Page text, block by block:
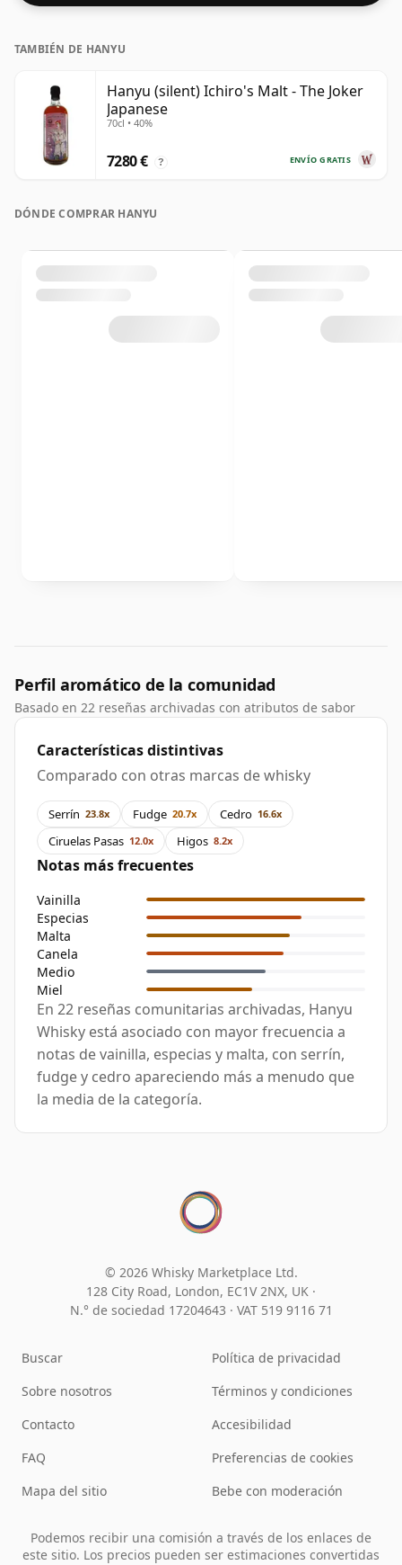
TAMBIÉN DE HANYU
Hanyu (silent) Ichiro's Malt - The Joker
Japanese
70cl • 40%
ENVÍO GRATIS
7280 € ?
DÓNDE COMPRAR HANYU
Perfil aromático de la comunidad
Basado en 22 reseñas archivadas con atributos de sabor
Características distintivas
Comparado con otras marcas de whisky
Serrín 23.8x Fudge 20.7x Cedro 16.6x
Ciruelas Pasas 12.0x Higos 8.2x
Notas más frecuentes
Vainilla
Especias
Malta
Canela
Medio
Miel
En 22 reseñas comunitarias archivadas, Hanyu
Whisky está asociado con mayor frecuencia a
notas de vainilla, especias y malta, con serrín,
fudge y cedro apareciendo más a menudo que
la media de la categoría.
© 2026 Whisky Marketplace Ltd.
128 City Road, London, EC1V 2NX, UK ·
N.° de sociedad 17204643 · VAT 519 9116 71
Buscar
Sobre nosotros
Contacto
FAQ
Mapa del sitio
Política de privacidad
Términos y condiciones
Accesibilidad
Preferencias de cookies
Bebe con moderación
Podemos recibir una comisión a través de los enlaces de
este sitio. Los precios pueden ser estimaciones convertidas